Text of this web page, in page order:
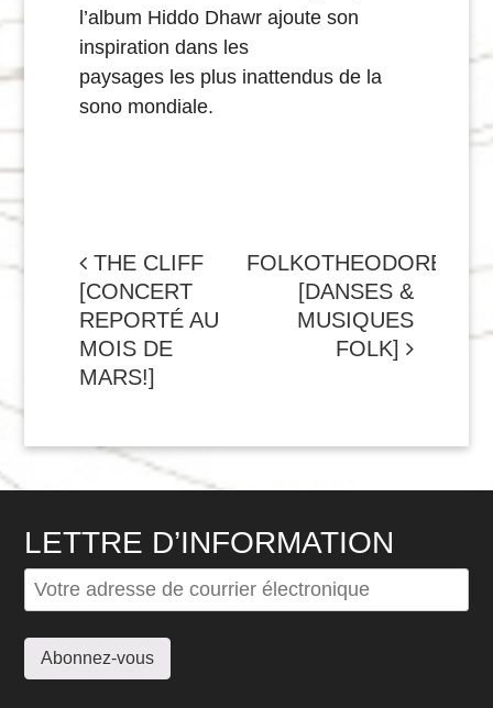
l’album Hiddo Dhawr ajoute son
inspiration dans les
paysages les plus inattendus de la
sono mondiale.
NAVIGATION
DE
L'ARTICLE
THE CLIFF
[CONCERT
REPORTÉ AU
MOIS DE
MARS!]
FOLKOTHEODORE
[DANSES &
MUSIQUES
FOLK]
LETTRE D’INFORMATION